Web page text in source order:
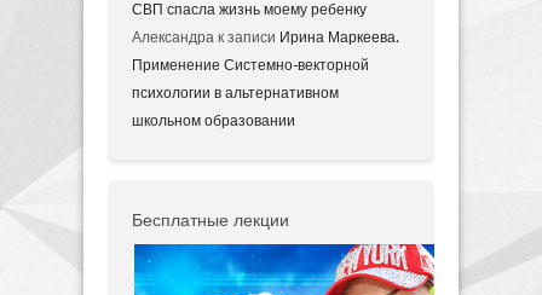
СВП спасла жизнь моему ребенку
Александра к записи Ирина Маркеева.
Применение Системно-векторной
психологии в альтернативном
школьном образовании
Бесплатные лекции